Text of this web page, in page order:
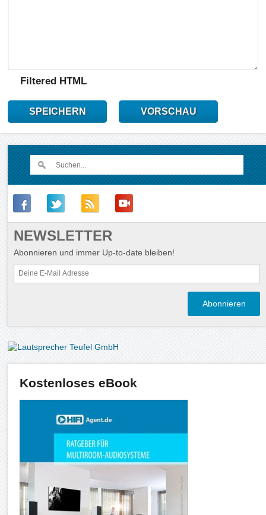
Filtered HTML
SPEICHERN VORSCHAU
NEWSLETTER
Abonnieren und immer Up-to-date bleiben!
Kostenloses eBook